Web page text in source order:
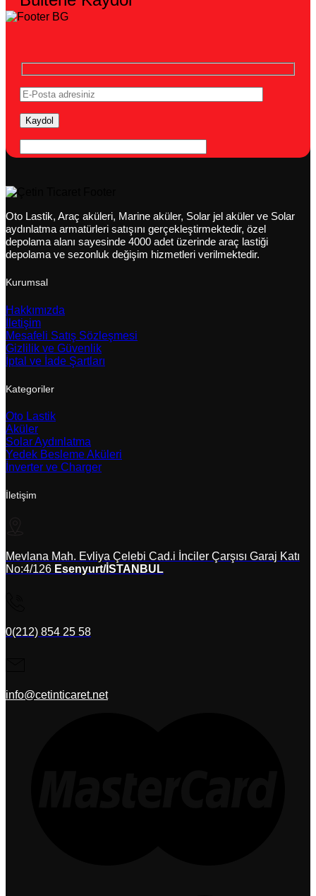
Oto Lastik, Araç aküleri, Marine aküler, Solar jel aküler ve Solar
aydınlatma armatürleri satışını gerçekleştirmektedir, özel
depolama alanı sayesinde 4000 adet üzerinde araç lastiği
depolama ve sezonluk değişim hizmetleri verilmektedir.
Kurumsal
Hakkımızda
İletişim
Mesafeli Satış Sözleşmesi
Gizlilik ve Güvenlik
İptal ve İade Şartları
Kategoriler
Oto Lastik
Aküler
Solar Aydınlatma
Yedek Besleme Aküleri
İnverter ve Charger
İletişim
Mevlana Mah. Evliya Çelebi Cad.i İnciler Çarşısı Garaj Katı
No:4/126 Esenyurt/İSTANBUL
0(212) 854 25 58
info@cetinticaret.net